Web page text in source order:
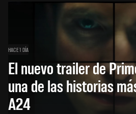
HACE 1 DÍA
El nuevo trailer de
una de las historias
A24